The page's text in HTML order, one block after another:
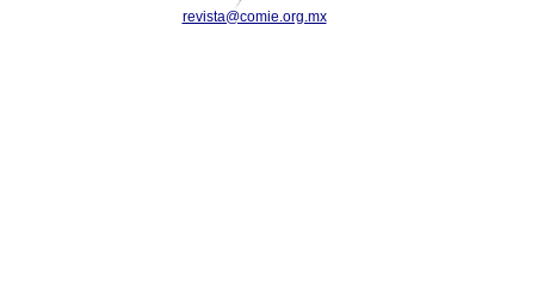
revista@comie.org.mx